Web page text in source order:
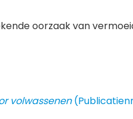
oorzaak van
volwassenen